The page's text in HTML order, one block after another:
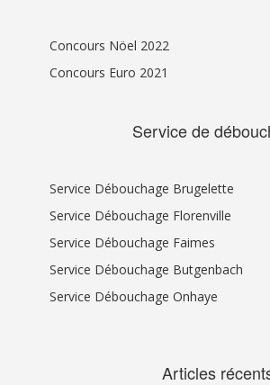
Concours Nöel 2022
Concours Euro 2021
Service de
Service Débouchage Brugelette
Service Débouchage Florenville
Service Débouchage Faimes
Service Débouchage Butgenbach
Service Débouchage Onhaye
Articles